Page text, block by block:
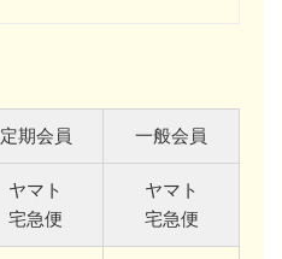
定期会員 一般会員
ヤマト
宅急便
ヤマト
宅急便